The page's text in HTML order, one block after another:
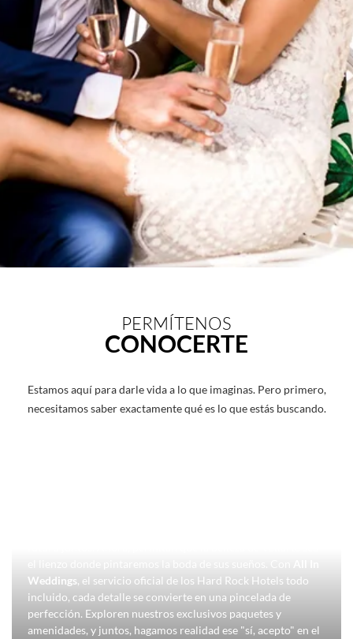
PERMÍTENOS
CONOCERTE
Estamos aquí para darle vida a lo que imaginas. Pero primero,
necesitamos saber exactamente qué es lo que estás buscando.
Weddings, el servicio oficial de los Hard Rock Hotels todo
incluido, cada detalle se convierte en una pincelada de
perfección. Exploren nuestros exclusivos paquetes y
amenidades, y juntos, hagamos realidad ese "sí, acepto" en el